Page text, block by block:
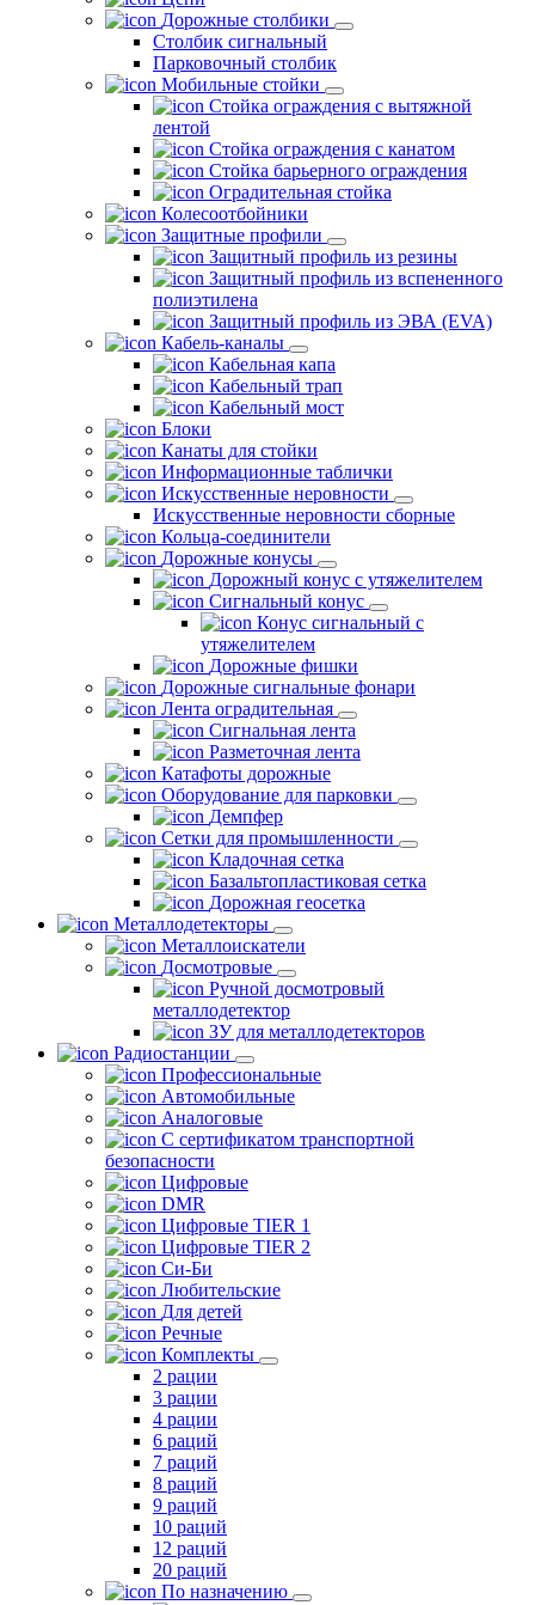
Дорожные столбики
Столбик сигнальный
Парковочный столбик
Мобильные стойки
Стойка ограждения с вытяжной
лентой
Стойка ограждения с канатом
Стойка барьерного ограждения
Оградительная стойка
Колесоотбойники
Защитные профили
Защитный профиль из резины
Защитный профиль из вспененного
полиэтилена
Защитный профиль из ЭВА (EVA)
Кабель-каналы
Кабельная капа
Кабельный трап
Кабельный мост
Блоки
Канаты для стойки
Информационные таблички
Искусственные неровности
Искусственные неровности сборные
Кольца-соединители
Дорожные конусы
Дорожный конус с утяжелителем
Сигнальный конус
Конус сигнальный с
утяжелителем
Дорожные фишки
Дорожные сигнальные фонари
Лента оградительная
Сигнальная лента
Разметочная лента
Катафоты дорожные
Оборудование для парковки
Демпфер
Сетки для промышленности
Кладочная сетка
Базальтопластиковая сетка
Дорожная геосетка
Металлодетекторы
Металлоискатели
Досмотровые
Ручной досмотровый
металлодетектор
ЗУ для металлодетекторов
Радиостанции
Профессиональные
Автомобильные
Аналоговые
С сертификатом транспортной
безопасности
Цифровые
DMR
Цифровые TIER 1
Цифровые TIER 2
Си-Би
Любительские
Для детей
Речные
Комплекты
2 рации
3 рации
4 рации
6 раций
7 раций
8 раций
9 раций
10 раций
12 раций
20 раций
По назначению